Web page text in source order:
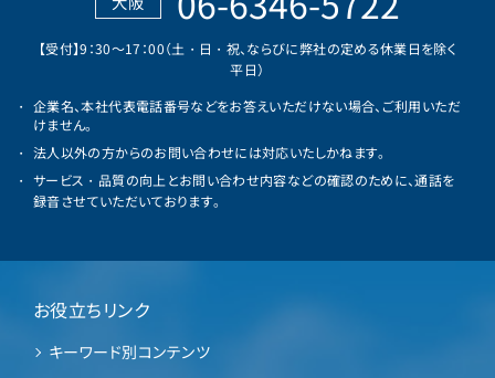
【受付】9：30～17：00（土・日・祝、ならびに弊社の定める休業日を除く
平日）
企業名、本社代表電話番号などをお答えいただけない場合、ご利用いただ
けません。
法人以外の方からのお問い合わせには対応いたしかねます。
サービス・品質の向上とお問い合わせ内容などの確認のために、通話を
録音させていただいております。
お役立ちリンク
キーワード別コンテンツ